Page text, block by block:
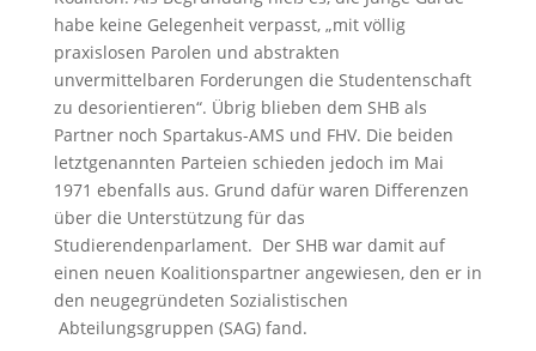
habe keine Gelegenheit verpasst, „mit völlig
praxislosen Parolen und abstrakten
unvermittelbaren Forderungen die Studentenschaft
zu desorientieren“. Übrig blieben dem SHB als
Partner noch Spartakus-AMS und FHV. Die beiden
letztgenannten Parteien schieden jedoch im Mai
1971 ebenfalls aus. Grund dafür waren Differenzen
über die Unterstützung für das
Studierendenparlament. Der SHB war damit auf
einen neuen Koalitionspartner angewiesen, den er in
den neugegründeten Sozialistischen
Abteilungsgruppen (SAG) fand.